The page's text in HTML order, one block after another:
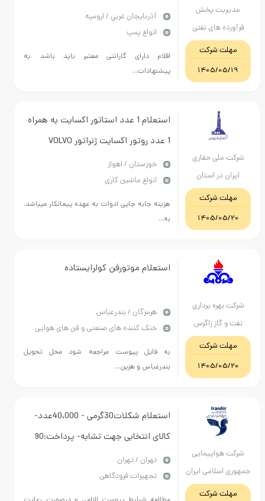
پخش
های نفتی
ارومیه
شرکت
1405/
نیاز تماس با 09145033613
آذربايجان غربي / ارومیه
انواع پمپ
اقلام دارای گارانتی معتبر باید باشد .به
پیشنهادات...
حفاری
در استان
شرکت
1405/
استعلام 1 عدد استاتور اکسایت به همراه
1 عدد روتور اکسایت ژنراتور VOLVO
400KW جهت سیم پیچی، شالاک کاریخوزستان / اهواز
انواع ماشین کاری
هزینه جابه جایی ادوات به عهده پیمانکار میباشد.
به...
برداری
گاز زاگرس
جنوبی
شرکت
1405/
استعلام موتورفن کولرایستاده
هرمزگان / بندرعباس
خنک کننده های صنعتی و فن های هوایی
به فایل پیوست مراجعه شود محل تحویل
بندرعباس و هزین...
ایران
هما
شرکت
استعلام شکلات30گرمی - 40،000عدد-
کالای انتخابی جهت تشابه- پرداخت:90
روز اداریتهران / تهران
تجهیزات فرودگاهی